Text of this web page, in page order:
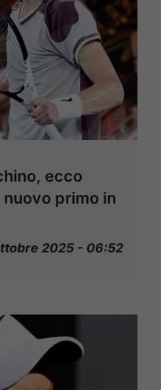
ecco
primo in
2025 - 06:52